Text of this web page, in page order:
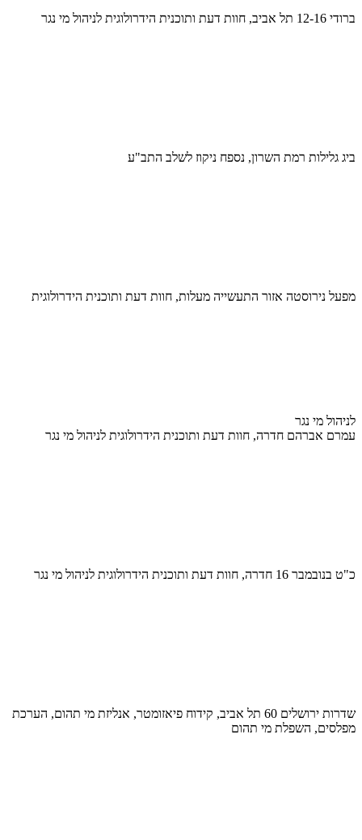
ברודי 12-16 תל אביב, חוות דעת ותוכנית הידרולוגית לניהול מי נגר
ביג גלילות רמת השרון, נספח ניקוז לשלב התב"ע
מפעל נירוסטה אזור התעשייה מעלות, חוות דעת ותוכנית הידרולוגית
לניהול מי נגר
עמרם אברהם חדרה, חוות דעת ותוכנית הידרולוגית לניהול מי נגר
כ"ט בנובמבר 16 חדרה, חוות דעת ותוכנית הידרולוגית לניהול מי נגר
שדרות ירושלים 60 תל אביב, קידוח פיאזומטר, אנליזת מי תהום, הערכת
מפלסים, השפלת מי תהום